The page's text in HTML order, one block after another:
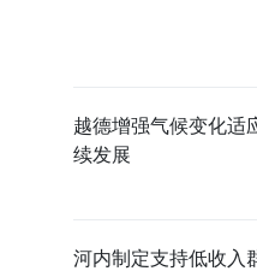
越德增强气候变化适
续发展
河内制定支持低收入